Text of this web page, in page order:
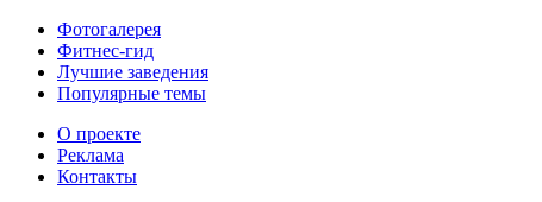
Фотогалерея
Фитнес-гид
Лучшие заведения
Популярные темы
О проекте
Реклама
Контакты